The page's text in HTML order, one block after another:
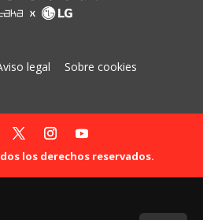
legal Sobre cookies
los derechos reservados.